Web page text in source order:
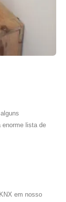
lista de
em nosso